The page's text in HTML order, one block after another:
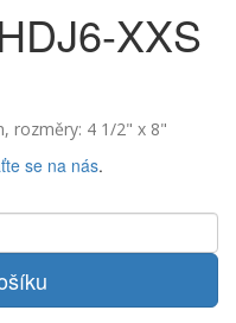
XXS
rozměry: 4 1/2" x 8"
se na nás.